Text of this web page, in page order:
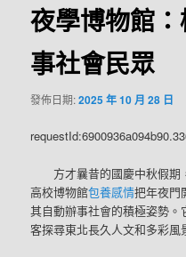
夜學博物館
事社會民眾
發佈日期:2025 年 10 月 28 日
方才曩昔的國慶中秋假
高校博物館包養感情把年夜門
其自動辦事社會的積極姿勢。
客探尋東北長久人文和多彩風